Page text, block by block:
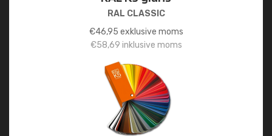
RAL CLASSIC
€46,95 exklusive moms
€58,69 inklusive moms